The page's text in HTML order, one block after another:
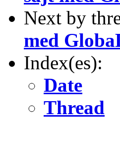
Next by
med
Index(es):
Date
Thread